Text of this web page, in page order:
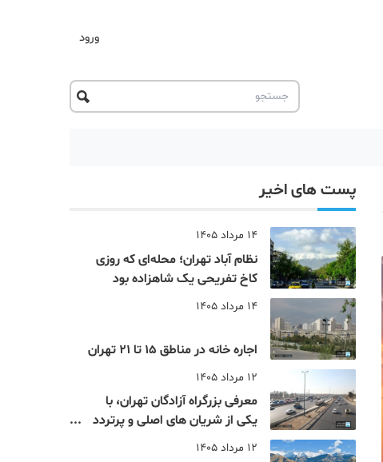
ورود
پست های اخیر
14 مرداد 1405
نظام‌ آباد تهران؛ محله‌ای که روزی
کاخ تفریحی یک شاهزاده بود
14 مرداد 1405
اجاره خانه در مناطق 15 تا 21 تهران
12 مرداد 1405
معرفی بزرگراه آزادگان تهران، با
یکی از شریان های اصلی و پرتردد
جنوب پایتخت آشنا شوید
12 مرداد 1405